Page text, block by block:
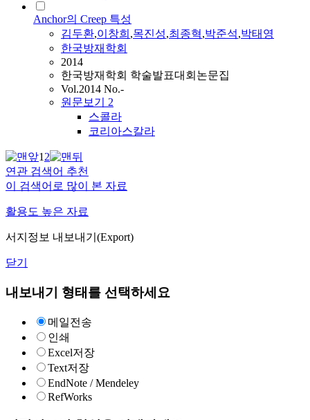
Anchor의 Creep 특성
김두환,이창희 ,목진성,최종혁,박준석,박태영
한국방재학회
2014
한국방재학회 학술발표대회논문집
Vol.2014 No.-
원문보기 2
스콜라
코리아스칼라
12
연관 검색어 추천
이 검색어로 많이 본 자료
활용도 높은 자료
서지정보 내보내기(Export)
닫기
내보내기 형태를 선택하세요
메일전송
인쇄
Excel저장
Text저장
EndNote / Mendeley
RefWorks